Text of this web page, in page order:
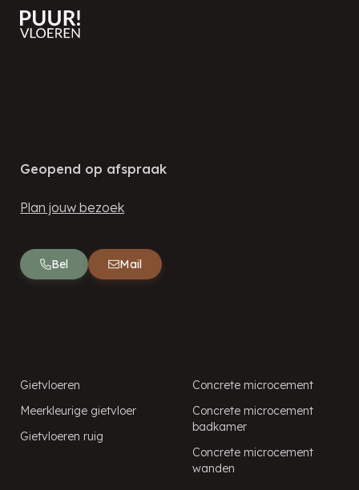
Geopend op afspraak
Plan jouw bezoek
Bel Mail
Gietvloeren
Meerkleurige gietvloer
Gietvloeren ruig
Concrete microcement
Concrete microcement
badkamer
Concrete microcement
wanden